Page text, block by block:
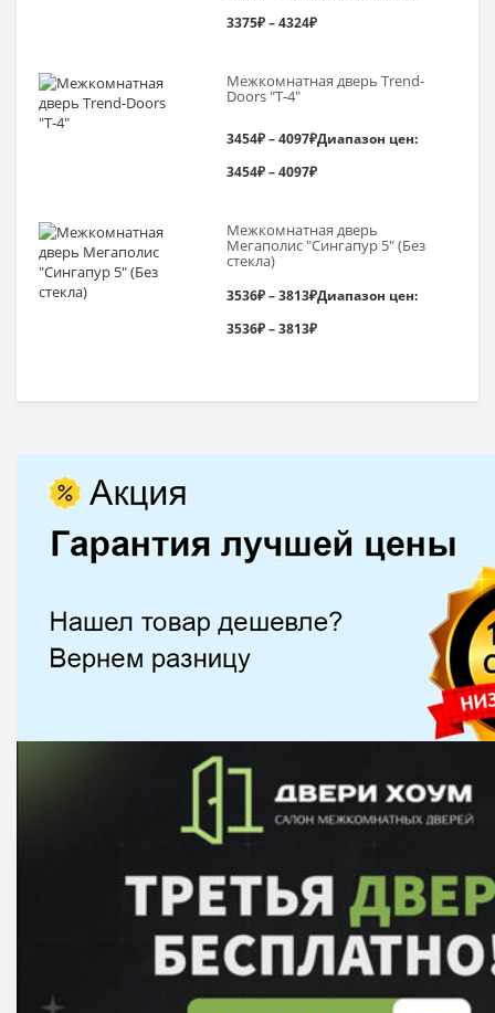
3375₽ – 4324₽
Межкомнатная дверь Trend-
Doоrs "Т-4"
3454₽–4097₽Диапазон цен:
3454₽ – 4097₽
Межкомнатная дверь
Мегаполис "Сингапур 5" (Без
стекла)
3536₽–3813₽Диапазон цен:
3536₽ – 3813₽